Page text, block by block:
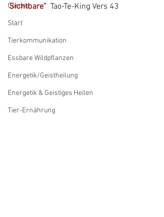
Corona
Start
Tierkommunikation
Essbare Wildpflanzen
Energetik/Geistheilung
Energetik & Geistiges Heilen
Tier-Ernährung
Sichtbare"
  Tao-Te-King Vers 43